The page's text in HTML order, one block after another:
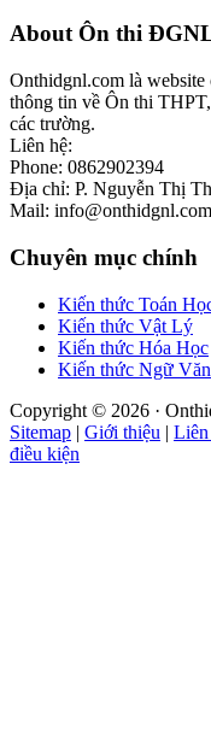
Footer
About Ôn thi
Onthidgnl.com là website
thông tin về Ôn thi
các trường.
Liên hệ:
Phone: 0862902394
Địa chỉ: P. Nguyễn Thị
Mail: info@onthidgnl.com
Chuyên mục chính
Kiến thức Toán
Kiến thức Vật Lý
Kiến thức Hóa Học
Kiến thức Ngữ Văn
Copyright © 2026 ·
Sitemap | Giới thiệu | Liên
điều kiện